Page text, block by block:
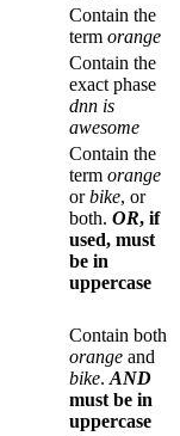
Contain the
term orange
Contain the
exact phase
dnn is
awesome
Contain the
term orange
orbike, or
both. OR, if
used, must
be in
uppercase
Contain both
orange and
bike. AND
must be in
uppercase